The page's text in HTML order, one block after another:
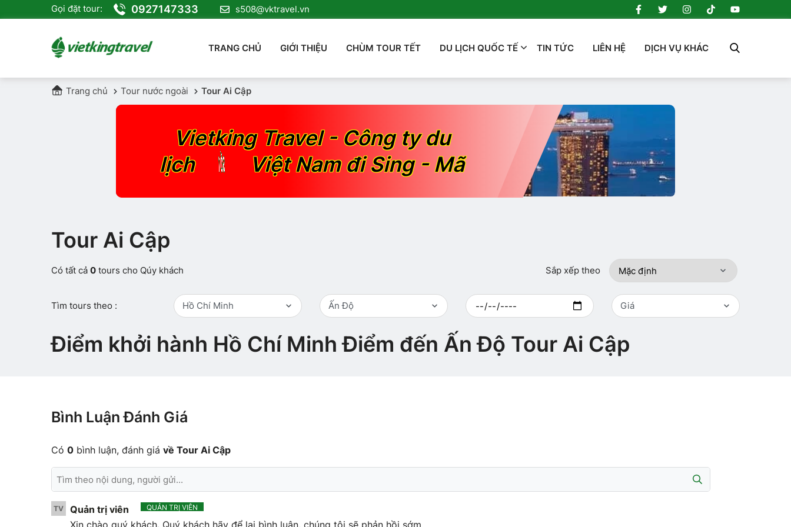
Gọi đặt tour: 0927147333 s508@vktravel.vn
TRANG CHỦ GIỚI THIỆU CHÙM TOUR TẾT DU LỊCH QUỐC TẾ TIN TỨC LIÊN HỆ DỊCH VỤ KHÁC
Trang chủ Tour nước ngoài Tour Ai Cập
Vietking Travel - Công ty du
lịch
SỐ 1 Việt Nam đi Sing - Mã
Tour Ai Cập
Có tất cả 0 tours cho Qúy khách Sắp xếp theo
Tìm tours theo : Hồ Chí Minh Ấn Độ Giá
Điểm khởi hành Hồ Chí Minh Điểm đến Ấn Độ Tour Ai Cập
Bình Luận Đánh Giá
Có 0 bình luận, đánh giá về Tour Ai Cập
TV Quản trị viên QUẢN TRỊ VIÊN
Xin chào quý khách. Quý khách hãy để lại bình luận, chúng tôi sẽ phản hồi sớm